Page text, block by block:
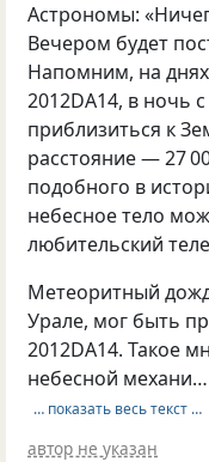
Астрономы:
Вечером будет
Напомним, на днях
2012DA14, в ночь
приблизиться к
расстояние — 27
подобного в
небесное тело
любительский
Метеоритный
Урале, мог быть
2012DA14. Такое
небесной механи…
… показать весь текст …
автор не указан